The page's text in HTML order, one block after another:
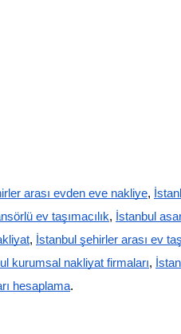
arası evden eve nakliye,
ev taşımacılık, İstanbul
, İstanbul şehirler arası ev
kurumsal nakliyat firmaları,
hesaplama.